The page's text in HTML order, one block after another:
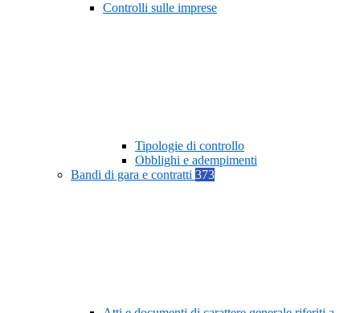
Controlli sulle imprese
Tipologie di controllo
Obblighi e adempimenti
Bandi di gara e contratti 373